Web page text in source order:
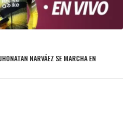
NARVÁEZ SE MARCHA EN